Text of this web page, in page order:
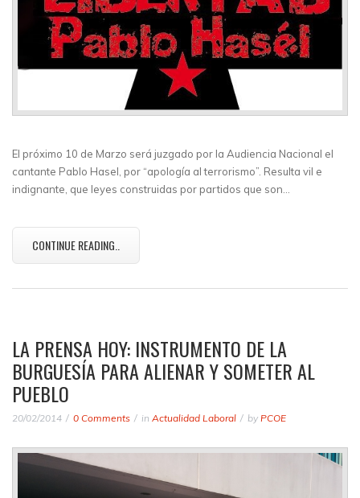
El próximo 10 de Marzo será juzgado por la Audiencia Nacional el
cantante Pablo Hasel, por “apología al terrorismo”. Resulta vil e
indignante, que leyes construidas por partidos que son…
CONTINUE READING..
LA PRENSA HOY: INSTRUMENTO DE LA
BURGUESÍA PARA ALIENAR Y SOMETER AL
PUEBLO
20/02/2014 0 Comments in Actualidad Laboral by PCOE